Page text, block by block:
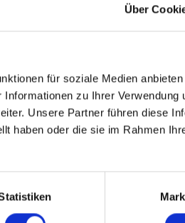
Über
für soziale Medien
zu Ihrer Verwendung
Unsere Partner führen diese
haben oder die sie im Rahmen